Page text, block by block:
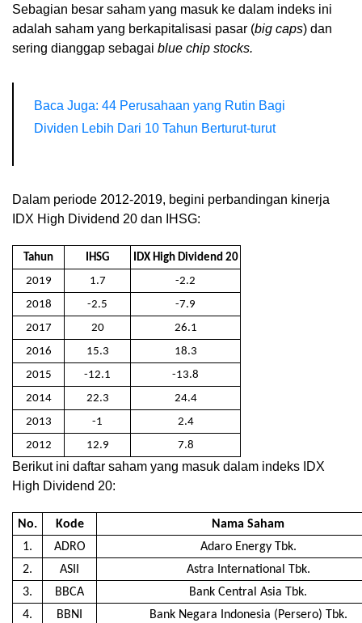
Sebagian besar saham yang masuk ke dalam indeks ini
adalah saham yang berkapitalisasi pasar (big caps) dan
sering dianggap sebagai blue chip stocks.
Baca Juga: 44 Perusahaan yang Rutin Bagi
Dividen Lebih Dari 10 Tahun Berturut-turut
Dalam periode 2012-2019, begini perbandingan kinerja
IDX High Dividend 20 dan IHSG:
Tahun IHSG
IDX High Dividend 20
2019
1.7
-2.2
2018
-2.5
-7.9
2017
20
26.1
2016
15.3
18.3
2015
-12.1
-13.8
2014
22.3
24.4
2013
-1
2.4
2012
12.9 7.8
Berikut ini daftar saham yang masuk dalam indeks IDX
High Dividend 20:
No. Kode
Nama Saham
1.
ADRO
Adaro Energy Tbk.
2.
ASII
Astra International Tbk.
3.
BBCA
Bank Central Asia Tbk.
4.
BBNI Bank Negara Indonesia (Persero) Tbk.